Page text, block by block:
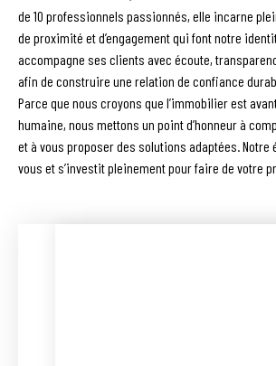
de 10 professionnels passionnés, elle incarne
de proximité et d’engagement qui font notre
accompagne ses clients avec écoute,
afin de construire une relation de confiance
Parce que nous croyons que l’immobilier est
humaine, nous mettons un point d’honneur à
et à vous proposer des solutions adaptées. Notre
vous et s’investit pleinement pour faire de votre